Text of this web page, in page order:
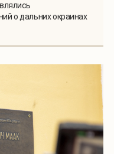
о дальних окраинах